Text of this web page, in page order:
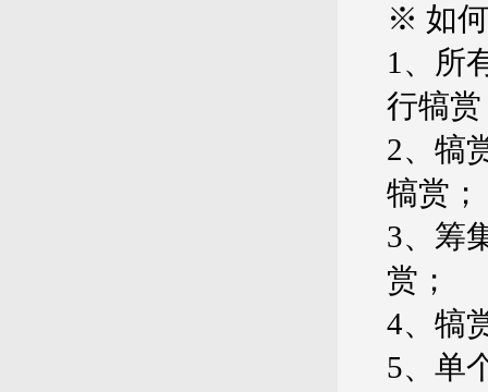
※ 如
1、所
行犒
2、犒
犒赏；
3、筹
赏；
4、犒
5、单